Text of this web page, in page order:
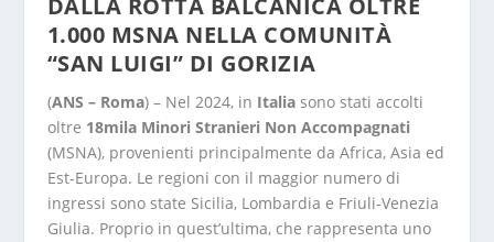
DALLA ROTTA BALCANICA OLTRE
1.000 MSNA NELLA COMUNITÀ
“SAN LUIGI” DI GORIZIA
(ANS – Roma) – Nel 2024, in Italiasono stati accolti
oltre 18mila Minori Stranieri Non Accompagnati
(MSNA), provenienti principalmente da Africa, Asia ed
Est-Europa. Le regioni con il maggior numero di
ingressi sono state Sicilia, Lombardia e Friuli-Venezia
Giulia. Proprio in quest’ultima, che rappresenta uno